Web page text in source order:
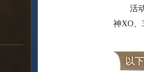
活动
神XO、
以